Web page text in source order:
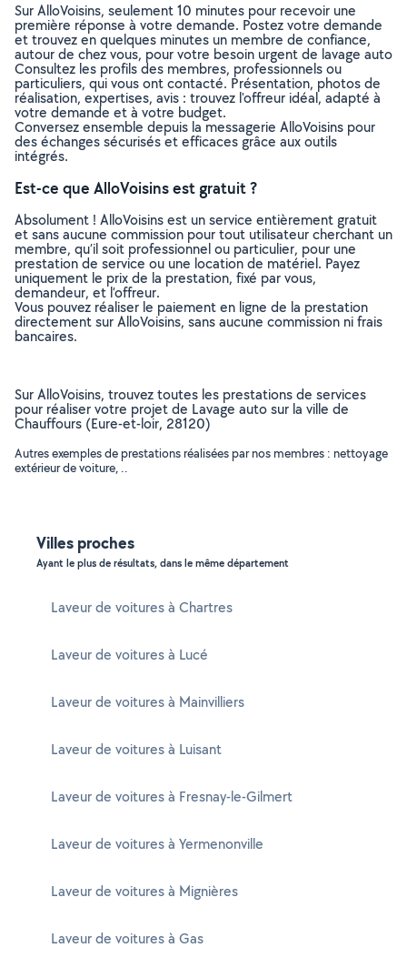
Sur AlloVoisins, seulement 10 minutes pour recevoir une
première réponse à votre demande. Postez votre demande
et trouvez en quelques minutes un membre de confiance,
autour de chez vous, pour votre besoin urgent de lavage auto
Consultez les profils des membres, professionnels ou
particuliers, qui vous ont contacté. Présentation, photos de
réalisation, expertises, avis : trouvez l'offreur idéal, adapté à
votre demande et à votre budget.
Conversez ensemble depuis la messagerie AlloVoisins pour
des échanges sécurisés et efficaces grâce aux outils
intégrés.
Est-ce que AlloVoisins est gratuit ?
Absolument ! AlloVoisins est un service entièrement gratuit
et sans aucune commission pour tout utilisateur cherchant un
membre, qu’il soit professionnel ou particulier, pour une
prestation de service ou une location de matériel. Payez
uniquement le prix de la prestation, fixé par vous,
demandeur, et l’offreur.
Vous pouvez réaliser le paiement en ligne de la prestation
directement sur AlloVoisins, sans aucune commission ni frais
bancaires.
Sur AlloVoisins, trouvez toutes les prestations de services
pour réaliser votre projet de Lavage auto sur la ville de
Chauffours (Eure-et-loir, 28120)
Autres exemples de prestations réalisées par nos membres : nettoyage
extérieur de voiture, ..
Villes proches
Ayant le plus de résultats, dans le même département
Laveur de voitures à Chartres
Laveur de voitures à Lucé
Laveur de voitures à Mainvilliers
Laveur de voitures à Luisant
Laveur de voitures à Fresnay-le-Gilmert
Laveur de voitures à Yermenonville
Laveur de voitures à Mignières
Laveur de voitures à Gas